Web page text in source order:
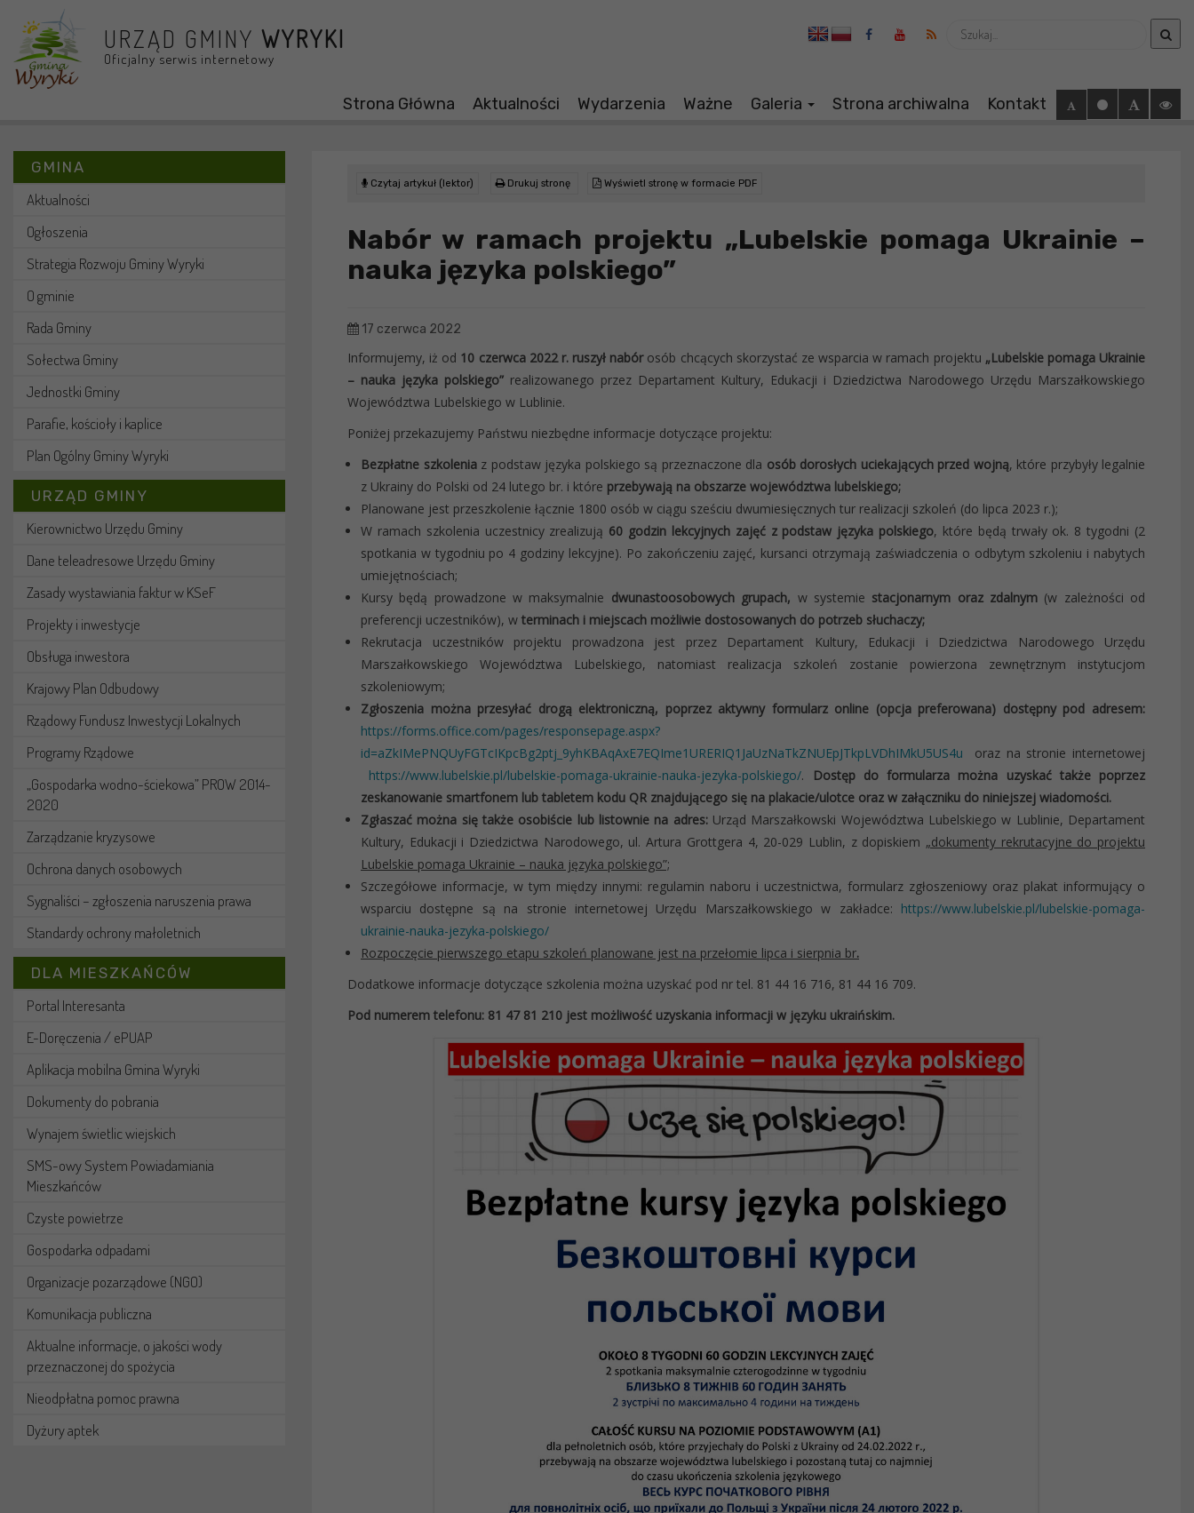
URZĄD GMINY WYRYKI
Oficjalny serwis internetowy
Wyszukaj
Strona Główna Aktualności Wydarzenia Ważne Galeria Strona archiwalna Kontakt
GMINA
Aktualności
Ogłoszenia
Strategia Rozwoju Gminy Wyryki
O gminie
Rada Gminy
Sołectwa Gminy
Jednostki Gminy
Parafie, kościoły i kaplice
Plan Ogólny Gminy Wyryki
URZĄD GMINY
Kierownictwo Urzędu Gminy
Dane teleadresowe Urzędu Gminy
Zasady wystawiania faktur w KSeF
Projekty i inwestycje
Obsługa inwestora
Krajowy Plan Odbudowy
Rządowy Fundusz Inwestycji Lokalnych
Programy Rządowe
„Gospodarka wodno-ściekowa” PROW 2014-
2020
Zarządzanie kryzysowe
Ochrona danych osobowych
Sygnaliści – zgłoszenia naruszenia prawa
Standardy ochrony małoletnich
DLA MIESZKAŃCÓW
Portal Interesanta
E-Doręczenia / ePUAP
Aplikacja mobilna Gmina Wyryki
Dokumenty do pobrania
Wynajem świetlic wiejskich
SMS-owy System Powiadamiania
Mieszkańców
Czyste powietrze
Gospodarka odpadami
Organizacje pozarządowe (NGO)
Komunikacja publiczna
Aktualne informacje, o jakości wody
przeznaczonej do spożycia
Nieodpłatna pomoc prawna
Dyżury aptek
Czytaj artykuł (lektor) Drukuj stronę Wyświetl stronę w formacie PDF
Nabór w ramach projektu „Lubelskie pomaga Ukrainie –
nauka języka polskiego”
17 czerwca 2022
Informujemy, iż od 10 czerwca 2022 r. ruszył nabór osób chcących skorzystać ze wsparcia w ramach projektu „Lubelskie pomaga Ukrainie
– nauka języka polskiego”realizowanego przez Departament Kultury, Edukacji i Dziedzictwa Narodowego Urzędu Marszałkowskiego
Województwa Lubelskiego w Lublinie.
Poniżej przekazujemy Państwu niezbędne informacje dotyczące projektu:
Bezpłatne szkoleniaz podstaw języka polskiego są przeznaczone dla osób dorosłych uciekających przed wojną, które przybyły legalnie
z Ukrainy do Polski od 24 lutego br. i które przebywają na obszarze województwa lubelskiego;
Planowane jest przeszkolenie łącznie 1800 osób w ciągu sześciu dwumiesięcznych tur realizacji szkoleń (do lipca 2023 r.);
W ramach szkolenia uczestnicy zrealizują 60 godzin lekcyjnych zajęć z podstaw języka polskiego, które będą trwały ok. 8 tygodni (2
spotkania w tygodniu po 4 godziny lekcyjne). Po zakończeniu zajęć, kursanci otrzymają zaświadczenia o odbytym szkoleniu i nabytych
umiejętnościach;
Kursy będą prowadzone w maksymalnie dwunastoosobowych grupach, w systemie stacjonarnym oraz zdalnym(w zależności od
preferencji uczestników), w terminach i miejscach możliwie dostosowanych do potrzeb słuchaczy;
Rekrutacja uczestników projektu prowadzona jest przez Departament Kultury, Edukacji i Dziedzictwa Narodowego Urzędu
Marszałkowskiego Województwa Lubelskiego, natomiast realizacja szkoleń zostanie powierzona zewnętrznym instytucjom
szkoleniowym;
Zgłoszenia można przesyłać drogą elektroniczną, poprzez aktywny formularz online (opcja preferowana) dostępny pod adresem:
https://forms.office.com/pages/responsepage.aspx?
id=aZkIMePNQUyFGTcIKpcBg2ptj_9yhKBAqAxE7EQIme1URERIQ1JaUzNaTkZNUEpJTkpLVDhIMkU5US4u oraz na stronie internetowej
https://www.lubelskie.pl/lubelskie-pomaga-ukrainie-nauka-jezyka-polskiego/.
Dostęp do formularza można uzyskać także poprzez
zeskanowanie smartfonem lub tabletem kodu QR znajdującego się na plakacie/ulotce oraz w załączniku do niniejszej wiadomości.
Zgłaszać można się także osobiście lub listownie na adres:Urząd Marszałkowski Województwa Lubelskiego w Lublinie, Departament
Kultury, Edukacji i Dziedzictwa Narodowego, ul. Artura Grottgera 4, 20-029 Lublin, z dopiskiem „dokumenty rekrutacyjne do projektu
Lubelskie pomaga Ukrainie – nauka języka polskiego”;
Szczegółowe informacje, w tym między innymi: regulamin naboru i uczestnictwa, formularz zgłoszeniowy oraz plakat informujący o
wsparciu dostępne są na stronie internetowej Urzędu Marszałkowskiego w zakładce: https://www.lubelskie.pl/lubelskie-pomaga-
ukrainie-nauka-jezyka-polskiego/
Rozpoczęcie pierwszego etapu szkoleń planowane jest na przełomie lipca i sierpnia br.
Dodatkowe informacje dotyczące szkolenia można uzyskać pod nr tel. 81 44 16 716, 81 44 16 709.
Pod numerem telefonu: 81 47 81 210 jest możliwość uzyskania informacji w języku ukraińskim.